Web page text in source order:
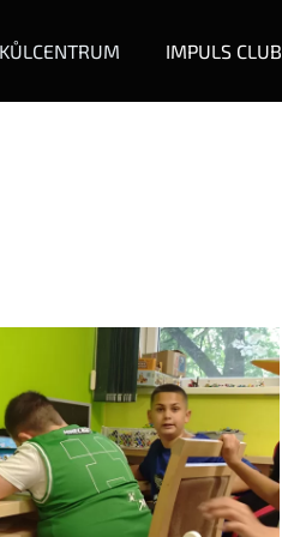
KŮLCENTRUM IMPULS CLUB